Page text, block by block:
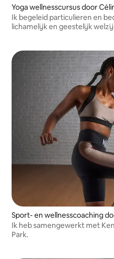
Yoga wellnesscursus door
Ik begeleid particulieren en
lichamelijk en geestelijk
Sport- en wellnesscoaching
Ik heb samengewerkt met
Park.